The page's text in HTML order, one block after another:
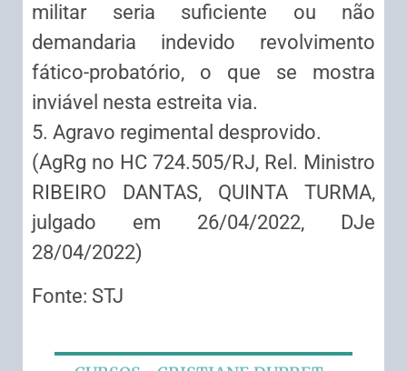
militar seria suficiente ou não
demandaria indevido revolvimento
fático-probatório, o que se mostra
inviável nesta estreita via.
5. Agravo regimental desprovido.
(AgRg no HC 724.505/RJ, Rel. Ministro
RIBEIRO DANTAS, QUINTA TURMA,
julgado em 26/04/2022, DJe
28/04/2022)
Fonte: STJ